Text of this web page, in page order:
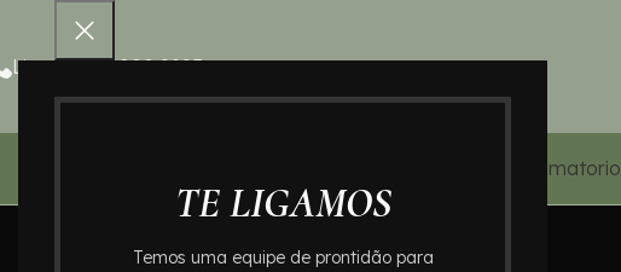
TE LIGAMOS
Temos uma equipe de prontidão para
Ligue 0800 000 8995
Home – Crematorio